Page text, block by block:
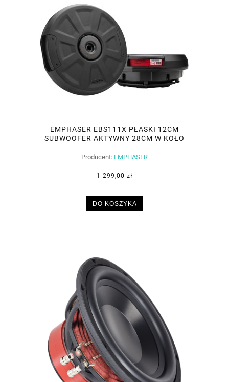
EMPHASER EBS111X PŁASKI 12CM
SUBWOOFER AKTYWNY 28CM W KOŁO
Producent: EMPHASER
1 299,00 zł
DO KOSZYKA